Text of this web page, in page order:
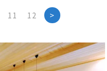
11 12 >